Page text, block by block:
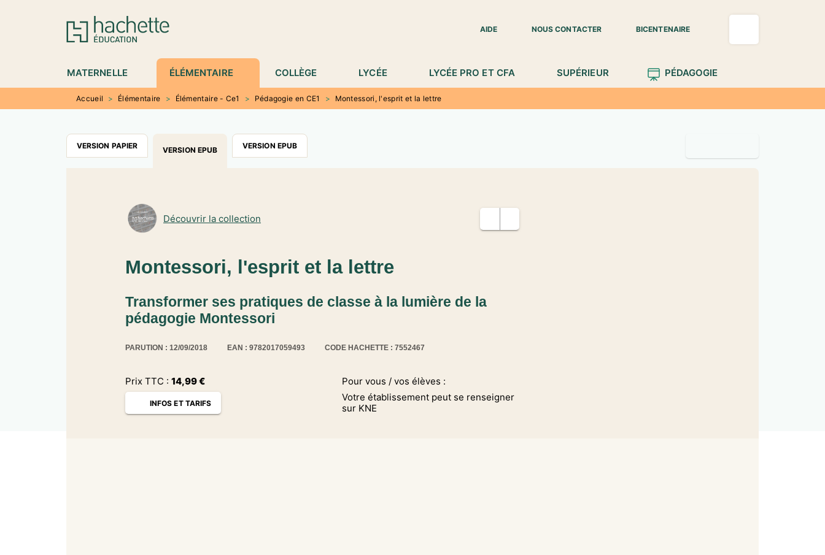
MENU RECHERCHE
AIDE
NOUS CONTACTER BICENTENAIRE
MATERNELLE ÉLÉMENTAIRE COLLÈGE LYCÉE LYCÉE PRO ET CFA SUPÉRIEUR PÉDAGOGIE
Accueil > Élémentaire > Élémentaire - Ce1 > Pédagogie en CE1 > Montessori, l'esprit et la lettre
VERSION PAPIER VERSION EPUB VERSION EPUB
Découvrir la collection
Montessori, l'esprit et la lettre
Transformer ses pratiques de classe à la lumière de la
pédagogie Montessori
PARUTION : 12/09/2018 EAN : 9782017059493 CODE HACHETTE : 7552467
Prix TTC : 14,99€
INFOS ET TARIFS
Pour vous / vos élèves :
Votre établissement peut se renseigner
sur KNE